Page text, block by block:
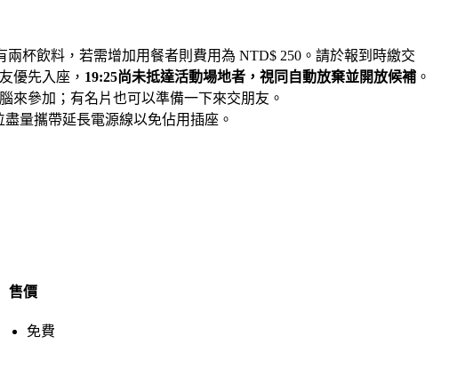
杯飲料，若需增加用餐者則費用為 NTD$ 250。請於報到時繳交
優先入座， 19:25尚未抵達活動場地者，視同自動放棄並開放候補 。
來參加；有名片也可以準備一下來交朋友。
量攜帶延長電源線以免佔用插座。
售價
免費